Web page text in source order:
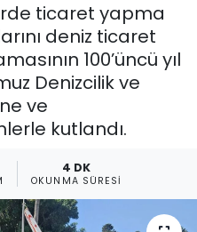
ticaret yapma
deniz ticaret
100’üncü yıl
Denizcilik ve
ve
kutlandı.
4 DK
OKUNMA SÜRESI